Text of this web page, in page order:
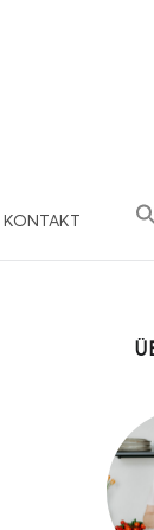
KONTAKT
×